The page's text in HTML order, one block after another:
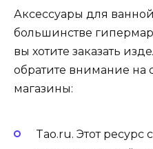
Аксессуары для
большинстве
вы хотите заказать
обратите внимание
магазины:
Tao.ru. Этот ресурс